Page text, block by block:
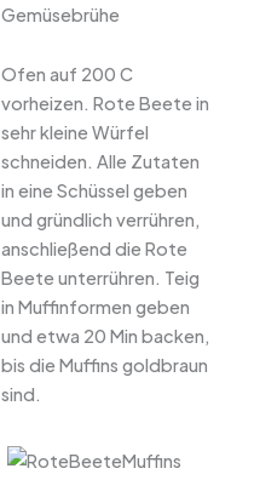
Gemüsebrühe
Ofen auf 200 C
vorheizen. Rote Beete in
sehr kleine Würfel
schneiden. Alle Zutaten
in eine Schüssel geben
und gründlich verrühren,
anschließend die Rote
Beete unterrühren. Teig
in Muffinformen geben
und etwa 20 Min backen,
bis die Muffins goldbraun
sind.